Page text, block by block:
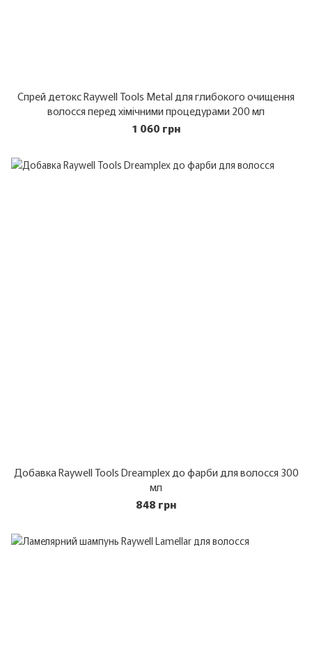
Спрей детокс Raywell Tools Metal для глибокого очищення
волосся перед хімічними процедурами 200 мл
1 060 грн
Добавка Raywell Tools Dreamplex до фарби для волосся 300
мл
848 грн